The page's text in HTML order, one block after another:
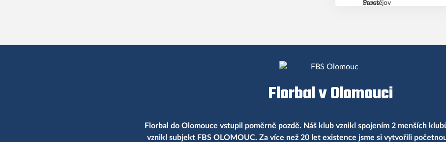
Florbal v Olomouci
Florbal do Olomouce vstupil poměrně pozdě. Náš klub vznikl spojením 2 menších
vznikl subjekt FBS OLOMOUC. Za více než 20 let existence jsme si vytvořili